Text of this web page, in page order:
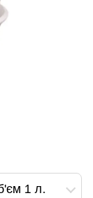
1 л.